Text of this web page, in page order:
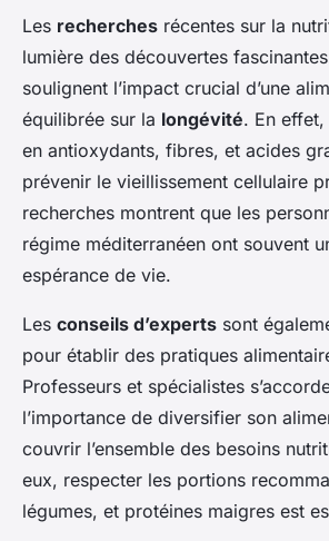
Les recherches récentes sur la
lumière des découvertes
soulignent l’impact crucial d’une
équilibrée sur la longévité. En
en antioxydants, fibres, et acides
prévenir le vieillissement cellulaire
recherches montrent que les
régime méditerranéen ont souvent
espérance de vie.
Les conseils d’experts sont
pour établir des pratiques
Professeurs et spécialistes
l’importance de diversifier son
couvrir l’ensemble des besoins
eux, respecter les portions
légumes, et protéines maigres est